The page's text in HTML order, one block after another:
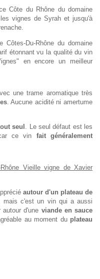
Côte du Rhône du domaine
vignes de Syrah et jusqu'à
Côtes-Du-Rhône du domaine
étonnant vu la qualité du vin
en encore un meilleur
une trame aromatique très
. Aucune acidité ni amertume
seul . Le seul défaut est les
ce vin fait généralement
Vieille vigne de Xavier
autour d'un plateau de
mais c'est un vin qui a aussi
autour d'une viande en sauce
au moment du plateau